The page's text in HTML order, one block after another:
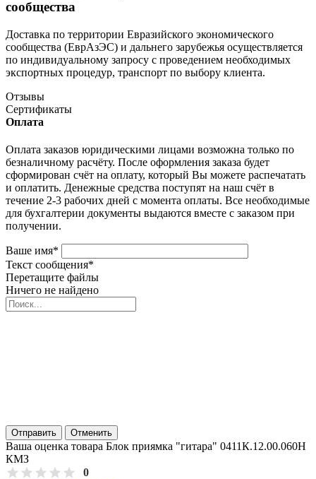
сообщества
Доставка по территории Евразийского экономического
сообщества (ЕврАзЭС) и дальнего зарубежья осуществляется
по индивидуальному запросу с проведением необходимых
экспортных процедур, транспорт по выбору клиента.
Отзывы
Сертификаты
Оплата
Оплата заказов юридическими лицами возможна только по
безналичному расчёту. После оформления заказа будет
сформирован счёт на оплату, который Вы можете распечатать
и оплатить. Денежные средства поступят на наш счёт в
течение 2-3 рабочих дней с момента оплаты. Все необходимые
для бухгалтерии документы выдаются вместе с заказом при
получении.
Ваше имя*
Текст сообщения*
Перетащите файлы
Ничего не найдено
Отправить Отменить
Ваша оценка товара Блок приямка "гитара" 0411К.12.00.060Н
КМЗ
0